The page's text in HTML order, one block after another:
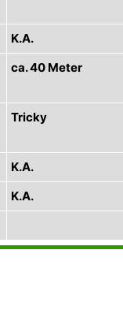
K.A.
ca. 40 Meter
Tricky
K.A.
K.A.